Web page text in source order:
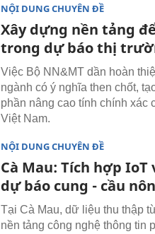
NỘI DUNG CHUYÊN ĐỀ
Xây dựng nền tảng
trong dự báo thị
Việc Bộ NN&MT dần hoàn
ngành có ý nghĩa then chốt,
phần nâng cao tính chính xác
Việt Nam.
NỘI DUNG CHUYÊN ĐỀ
Cà Mau: Tích hợp
dự báo cung - cầu
Tại Cà Mau, dữ liệu thu thập
nền tảng công nghệ thông tin